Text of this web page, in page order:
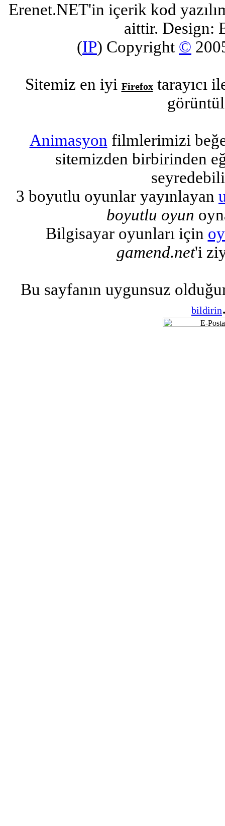
Erenet.NET'in içerik kod
aittir. Design:
(IP) Copyright ©
Sitemiz en iyi Firefoxtarayıcı
Animasyon filmlerimizi
sitemizden birbirinden
3 boyutlu oyunlar yayınlayan
boyutlu oyun
Bilgisayar oyunları için
gamend.net'i
Bu sayfanın uygunsuz
bildirin